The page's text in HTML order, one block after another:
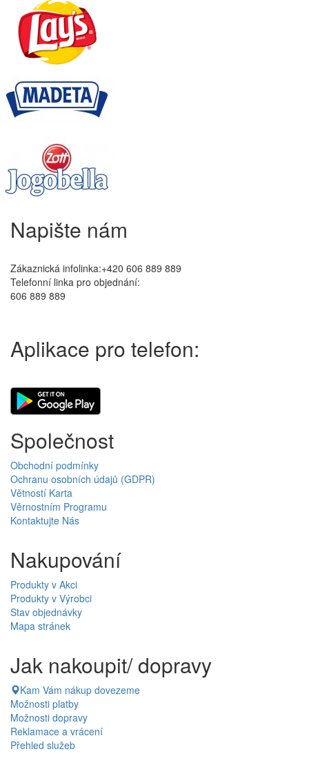
Napište nám
Zákaznická infolinka:+420 606 889 889
Telefonní linka pro objednání:
606 889 889
Aplikace pro telefon:
Společnost
Obchodní podmínky
Ochranu osobních údajů (GDPR)
Větností Karta
Věrnostním Programu
Kontaktujte Nás
Nakupování
Produkty v Akci
Produkty v Výrobci
Stav objednávky
Mapa stránek
Jak nakoupit/ dopravy
Kam Vám nákup dovezeme
Možnosti platby
Možnosti dopravy
Reklamace a vrácení
Přehled služeb